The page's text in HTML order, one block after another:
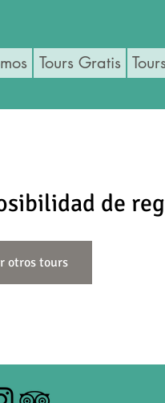
Tours Gratis
de
otros tours